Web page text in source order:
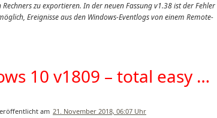
zu exportieren. In der neuen Fassung v1.38 ist der Fehler
Ereignisse aus den Windows-Eventlogs von einem Remote-
10 v1809 – total easy …
21. November 2018, 06:07 Uhr